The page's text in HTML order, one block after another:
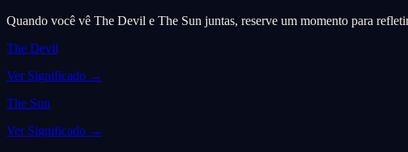
Quando você vê The Devil e The Sun juntas, reserve um momento para
The Devil
Ver Significado →
The Sun
Ver Significado →